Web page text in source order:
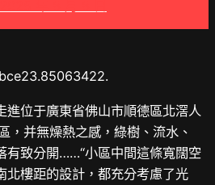
進位于廣東省佛山市順德區北滘人
，并無燥熱之感，綠樹、流水、
有致分開……“小區中間這條寬闊空
北樓距的設計，都充分考慮了光